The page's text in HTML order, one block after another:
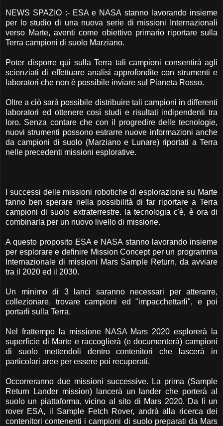
NEWS SPAZIO :- ESA e NASA stanno lavorando insieme
per lo studio di una nuova serie di missioni Internazionali
verso Marte, aventi come obiettivo primario riportare sulla
Terra campioni di suolo Marziano.
Poter disporre qui sulla Terra tali campioni consentirà agli
scienziati di effettuare analisi approfondite con strumenti e
laboratori che non è possibile inviare sul Pianeta Rosso.
Oltre a ciò sarà possibile distribuire tali campioni in differenti
laboratori ed ottenere così studi e risultati indipendenti tra
loro. Senza contare che con il progredire delle tecnologie,
nuovi strumenti possono estrarre nuove informazioni anche
da campioni di suolo (Marziano e Lunare) riportati a Terra
nelle precedenti missioni esplorative.
I successi delle missioni robotiche di esplorazione su Marte
fanno ben sperare nella possibilità di far riportare a Terra
campioni di suolo extraterrestre. la tecnologia c'è, è ora di
combinarla per un nuovo livello di missione.
A questo proposito ESA e NASA stanno lavorando insieme
per esplorare e definire Mission Concept per un programma
Internazionale di missioni Mars Sample Return, da avviare
tra il 2020 ed il 2030.
Un minimo di 3 lanci saranno necessari per atterarre,
collezionare, trovare campioni ed "impacchettarli", e poi
portarli sulla Terra.
Nel frattempo la missione NASA Mars 2020 esplorerà la
superficie di Marte e raccoglierà (e documenterà) campioni
di suolo mettendoli dentro contenitori che lascerà in
particolari aree per essere poi recuperati.
Occorreranno due missioni successive. La prima (Sample
Return Lander mission) lancerà un lander che porterà al
suolo un piattaforma, vicino al sito di Mars 2020. Da lì un
rover ESA, il Sample Fetch Rover, andrà alla ricerca dei
contenitori contenenti i campioni di suolo preparati da Mars